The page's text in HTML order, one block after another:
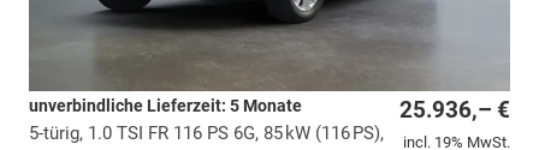
25.936,– €
incl. 19% MwSt.
unverbindliche Lieferzeit: 5 Monate
5-türig, 1.0 TSI FR 116 PS 6G, 85 kW (116 PS),